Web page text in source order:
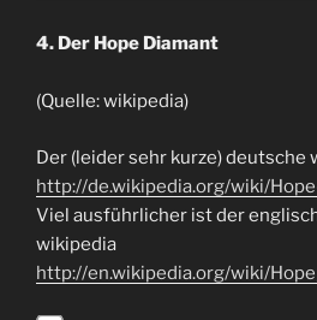
4. Der Hope Diamant
(Quelle: wikipedia)
Der (leider sehr kurze)
http://de.wikipedia.org/wiki/
Viel ausführlicher ist der
wikipedia
http://en.wikipedia.org/wiki/